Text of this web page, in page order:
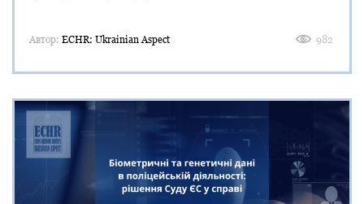
Автор: ECHR: Ukrainian Aspect 982